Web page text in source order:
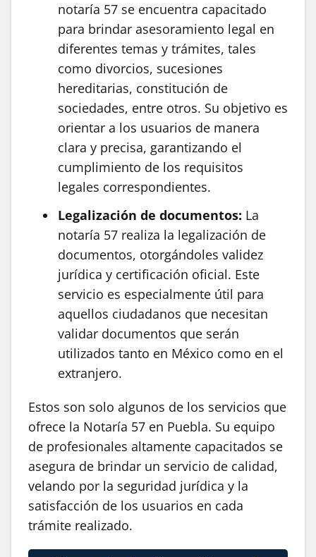
notaría 57 se encuentra capacitado
para brindar asesoramiento legal en
diferentes temas y trámites, tales
como divorcios, sucesiones
hereditarias, constitución de
sociedades, entre otros. Su objetivo es
orientar a los usuarios de manera
clara y precisa, garantizando el
cumplimiento de los requisitos
legales correspondientes.
Legalización de documentos: La
notaría 57 realiza la legalización de
documentos, otorgándoles validez
jurídica y certificación oficial. Este
servicio es especialmente útil para
aquellos ciudadanos que necesitan
validar documentos que serán
utilizados tanto en México como en el
extranjero.
Estos son solo algunos de los servicios que
ofrece la Notaría 57 en Puebla. Su equipo
de profesionales altamente capacitados se
asegura de brindar un servicio de calidad,
velando por la seguridad jurídica y la
satisfacción de los usuarios en cada
trámite realizado.